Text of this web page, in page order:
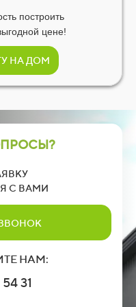
построить
цене!
НА ДОМ
С ВАМИ
НАМ:
54 31